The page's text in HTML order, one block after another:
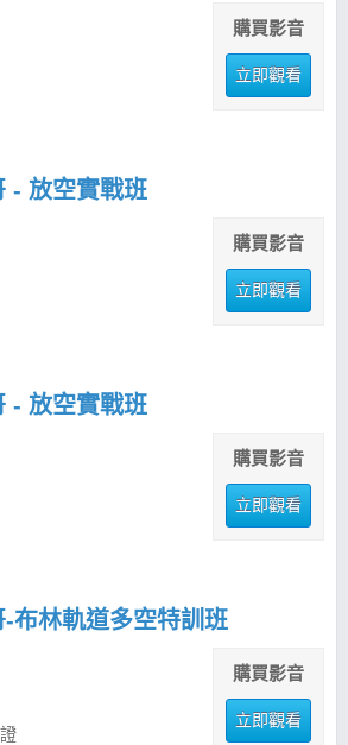
購買影音
立即觀看
- 放空實戰班
購買影音
立即觀看
- 放空實戰班
購買影音
立即觀看
布林軌道多空特訓班
購買影音
立即觀看